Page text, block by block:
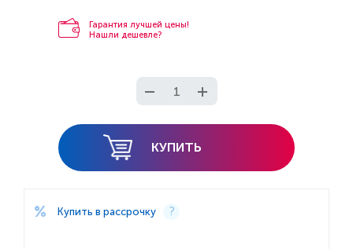
Гарантия лучшей цены!
Нашли дешевле?
КУПИТЬ
Купить в рассрочку